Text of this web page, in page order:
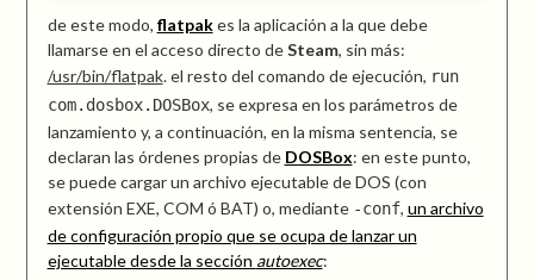
de este modo, flatpakes la aplicación a la que debe
llamarse en el acceso directo deSteam, sin más:
/usr/bin/flatpak. el resto del comando de ejecución, run
com.dosbox.DOSBox, se expresa en los parámetros de
lanzamiento y, a continuación, en la misma sentencia, se
declaran las órdenes propias de DOSBox: en este punto,
se puede cargar un archivo ejecutable de DOS (con
extensión EXE, COM ó BAT) o, mediante -conf, un archivo
de configuración propio que se ocupa de lanzar un
ejecutable desde la sección autoexec: